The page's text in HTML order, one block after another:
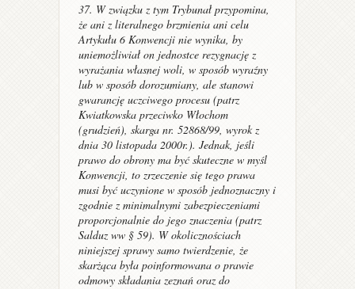
37. W związku z tym Trybunał przypomina,
że ani z literalnego brzmienia ani celu
Artykułu 6 Konwencji nie wynika, by
uniemożliwiał on jednostce rezygnację z
wyrażania własnej woli, w sposób wyraźny
lub w sposób dorozumiany, ale stanowi
gwarancję uczciwego procesu (patrz
Kwiatkowska przeciwko Włochom
(grudzień), skarga nr. 52868/99, wyrok z
dnia 30 listopada 2000r.). Jednak, jeśli
prawo do obrony ma być skuteczne w myśl
Konwencji, to zrzeczenie się tego prawa
musi być uczynione w sposób jednoznaczny i
zgodnie z minimalnymi zabezpieczeniami
proporcjonalnie do jego znaczenia (patrz
Salduzww § 59). W okolicznościach
niniejszej sprawy samo twierdzenie, że
skarżąca była poinformowana o prawie
odmowy składania zeznań oraz do